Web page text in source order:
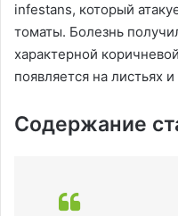
infestans, который
томаты. Болезнь
характерной
появляется на листьях
Содержание